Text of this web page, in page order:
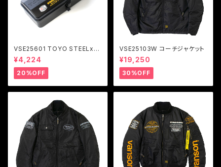
VSE25601 TOYO STEELxV
ANSON ツールボックス Y-35
0
¥4,224
20%OFF
VSE25103W コーチジャケット
¥19,250
30%OFF